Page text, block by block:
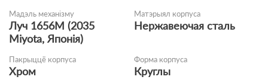
Мадэль механізму
Луч 1656M (2035
Miyota, Японія)
Матэрыял корпуса
Нержавеючая сталь
Пакрыццё корпуса
Хром
Форма корпуса
Круглы